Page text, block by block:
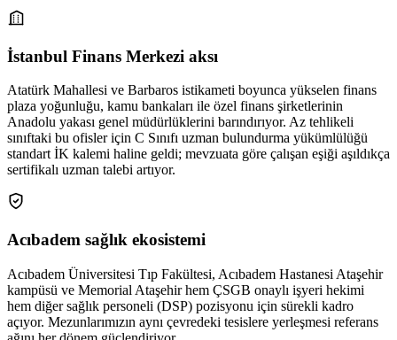
İstanbul Finans Merkezi aksı
Atatürk Mahallesi ve Barbaros istikameti boyunca yükselen finans
plaza yoğunluğu, kamu bankaları ile özel finans şirketlerinin
Anadolu yakası genel müdürlüklerini barındırıyor. Az tehlikeli
sınıftaki bu ofisler için C Sınıfı uzman bulundurma yükümlülüğü
standart İK kalemi haline geldi; mevzuata göre çalışan eşiği aşıldıkça
sertifikalı uzman talebi artıyor.
Acıbadem sağlık ekosistemi
Acıbadem Üniversitesi Tıp Fakültesi, Acıbadem Hastanesi Ataşehir
kampüsü ve Memorial Ataşehir hem ÇSGB onaylı işyeri hekimi
hem diğer sağlık personeli (DSP) pozisyonu için sürekli kadro
açıyor. Mezunlarımızın aynı çevredeki tesislere yerleşmesi referans